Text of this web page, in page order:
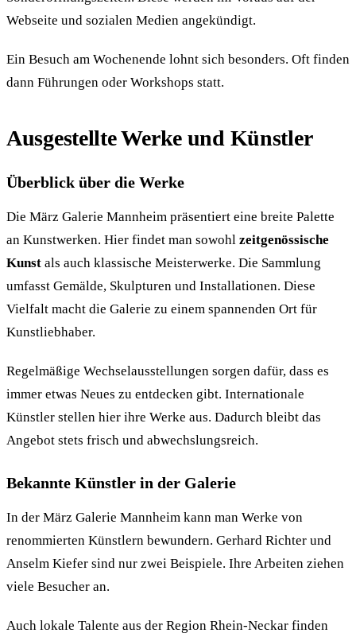
Webseite und sozialen Medien angekündigt.
Ein Besuch am Wochenende lohnt sich besonders. Oft finden
dann Führungen oder Workshops statt.
Ausgestellte Werke und Künstler
Überblick über die Werke
Die März Galerie Mannheim präsentiert eine breite Palette
an Kunstwerken. Hier findet man sowohl zeitgenössische
Kunst als auch klassische Meisterwerke. Die Sammlung
umfasst Gemälde, Skulpturen und Installationen. Diese
Vielfalt macht die Galerie zu einem spannenden Ort für
Kunstliebhaber.
Regelmäßige Wechselausstellungen sorgen dafür, dass es
immer etwas Neues zu entdecken gibt. Internationale
Künstler stellen hier ihre Werke aus. Dadurch bleibt das
Angebot stets frisch und abwechslungsreich.
Bekannte Künstler in der Galerie
In der März Galerie Mannheim kann man Werke von
renommierten Künstlern bewundern. Gerhard Richter und
Anselm Kiefer sind nur zwei Beispiele. Ihre Arbeiten ziehen
viele Besucher an.
Auch lokale Talente aus der Region Rhein-Neckar finden